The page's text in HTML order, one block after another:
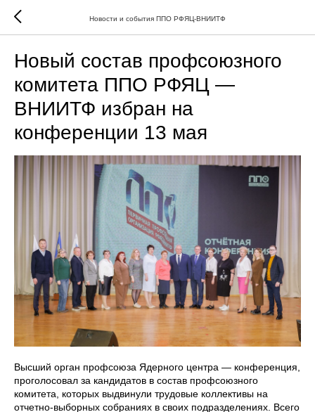
Новости и события ППО РФЯЦ-ВНИИТФ
Новый состав профсоюзного
комитета ППО РФЯЦ —
ВНИИТФ избран на
конференции 13 мая
Высший орган профсоюза Ядерного центра — конференция,
проголосовал за кандидатов в состав профсоюзного
комитета, которых выдвинули трудовые коллективы на
отчетно-выборных собраниях в своих подразделениях. Всего